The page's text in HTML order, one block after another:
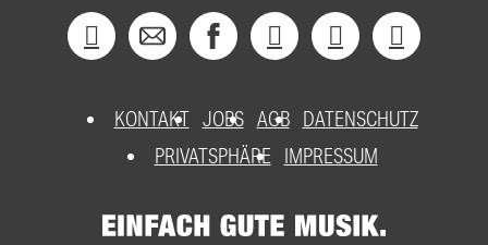
KONTAKT JOBS AGB DATENSCHUTZ
PRIVATSPHÄRE
IMPRESSUM